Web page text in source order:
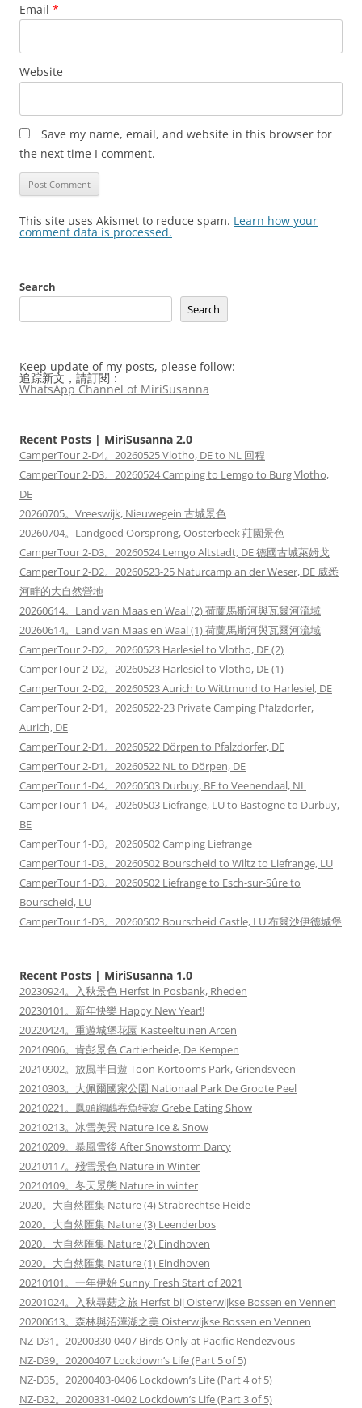
Email *
Website
Save my name, email, and website in this browser for
the next time I comment.
This site uses Akismet to reduce spam. Learn how your
comment data is processed.
Search
Search
Keep update of my posts, please follow:
追踪新文，請訂閱：
WhatsApp Channel of MiriSusanna
Recent Posts | MiriSusanna 2.0
CamperTour 2-D4。20260525 Vlotho, DE to NL 回程
CamperTour 2-D3。20260524 Camping to Lemgo to Burg Vlotho,
DE
20260705。Vreeswijk, Nieuwegein 古城景色
20260704。Landgoed Oorsprong, Oosterbeek 莊園景色
CamperTour 2-D3。20260524 Lemgo Altstadt, DE 德國古城萊姆戈
CamperTour 2-D2。20260523-25 Naturcamp an der Weser, DE 威悉
河畔的大自然營地
20260614。Land van Maas en Waal (2) 荷蘭馬斯河與瓦爾河流域
20260614。Land van Maas en Waal (1) 荷蘭馬斯河與瓦爾河流域
CamperTour 2-D2。20260523 Harlesiel to Vlotho, DE (2)
CamperTour 2-D2。20260523 Harlesiel to Vlotho, DE (1)
CamperTour 2-D2。20260523 Aurich to Wittmund to Harlesiel, DE
CamperTour 2-D1。20260522-23 Private Camping Pfalzdorfer,
Aurich, DE
CamperTour 2-D1。20260522 Dörpen to Pfalzdorfer, DE
CamperTour 2-D1。20260522 NL to Dörpen, DE
CamperTour 1-D4。20260503 Durbuy, BE to Veenendaal, NL
CamperTour 1-D4。20260503 Liefrange, LU to Bastogne to Durbuy,
BE
CamperTour 1-D3。20260502 Camping Liefrange
CamperTour 1-D3。20260502 Bourscheid to Wiltz to Liefrange, LU
CamperTour 1-D3。20260502 Liefrange to Esch-sur-Sûre to
Bourscheid, LU
CamperTour 1-D3。20260502 Bourscheid Castle, LU 布爾沙伊德城堡
Recent Posts | MiriSusanna 1.0
20230924。入秋景色 Herfst in Posbank, Rheden
20230101。新年快樂 Happy New Year!!
20220424。重遊城堡花園 Kasteeltuinen Arcen
20210906。肯彭景色 Cartierheide, De Kempen
20210902。放風半日遊 Toon Kortooms Park, Griendsveen
20210303。大佩爾國家公園 Nationaal Park De Groote Peel
20210221。鳳頭鸊鷉吞魚特寫 Grebe Eating Show
20210213。冰雪美景 Nature Ice & Snow
20210209。暴風雪後 After Snowstorm Darcy
20210117。殘雪景色 Nature in Winter
20210109。冬天景態 Nature in winter
2020。大自然匯集 Nature (4) Strabrechtse Heide
2020。大自然匯集 Nature (3) Leenderbos
2020。大自然匯集 Nature (2) Eindhoven
2020。大自然匯集 Nature (1) Eindhoven
20210101。一年伊始 Sunny Fresh Start of 2021
20201024。入秋尋菇之旅 Herfst bij Oisterwijkse Bossen en Vennen
20200613。森林與沼澤湖之美 Oisterwijkse Bossen en Vennen
NZ-D31。20200330-0407 Birds Only at Pacific Rendezvous
NZ-D39。20200407 Lockdown’s Life (Part 5 of 5)
NZ-D35。20200403-0406 Lockdown’s Life (Part 4 of 5)
NZ-D32。20200331-0402 Lockdown’s Life (Part 3 of 5)